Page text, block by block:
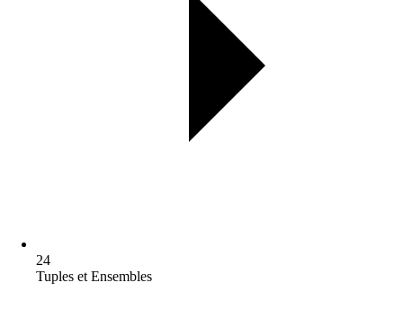
24
Tuples et Ensembles